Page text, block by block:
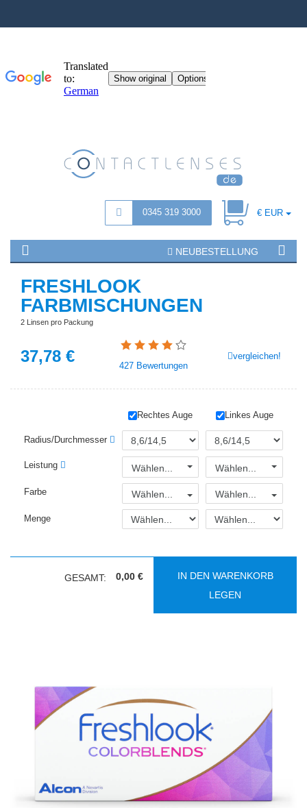
0345 319 3000 € EUR
NEUBESTELLUNG
FRESHLOOK
FARBMISCHUNGEN
2 Linsen pro Packung
37,78 €
427Bewertungen
vergleichen!
Rechtes Auge Linkes Auge
Radius/Durchmesser
Leistung Wählen... Wählen...
Farbe Wählen... Wählen...
Menge
GESAMT: 0,00 €
IN DEN WARENKORB
LEGEN